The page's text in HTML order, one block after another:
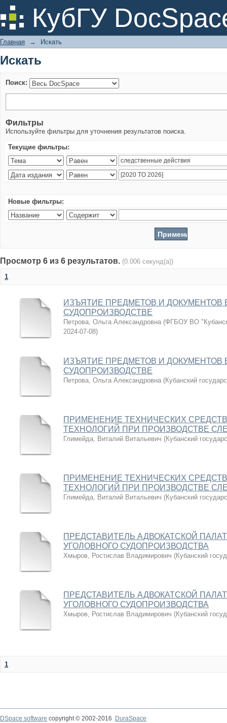
КубГУ
Искать
Главная → Искать
Искать
Поиск:
Фильтры
Используйте фильтры для уточнения результатов поиска.
Текущие фильтры:
Новые фильтры:
Просмотр 6 из 6 результатов. (0.006 секунд(а))
1
ИЗЪЯТИЕ ПРЕДМЕТОВ И ДОКУМЕНТОВ
СУДОПРОИЗВОДСТВЕ
Петрова, Ольга Александровна (ФГБОУ ВО
2024-07-08)
ИЗЪЯТИЕ ПРЕДМЕТОВ И ДОКУМЕНТОВ
СУДОПРОИЗВОДСТВЕ
Петрова, Ольга Александровна (Кубанский
ПРИМЕНЕНИЕ ТЕХНИЧЕСКИХ
ТЕХНОЛОГИЙ ПРИ ПРОИЗВОДСТВЕ
Глимейда, Виталий Витальевич (Кубанский
ПРИМЕНЕНИЕ ТЕХНИЧЕСКИХ
ТЕХНОЛОГИЙ ПРИ ПРОИЗВОДСТВЕ
Глимейда, Виталий Витальевич (Кубанский
ПРЕДСТАВИТЕЛЬ АДВОКАТСКОЙ
УГОЛОВНОГО СУДОПРОИЗВОДСТВА
Хмыров, Ростислав Владимирович (Кубанский
ПРЕДСТАВИТЕЛЬ АДВОКАТСКОЙ
УГОЛОВНОГО СУДОПРОИЗВОДСТВА
Хмыров, Ростислав Владимирович (Кубанский
1
DSpace software copyright © 2002-2016
DuraSpace